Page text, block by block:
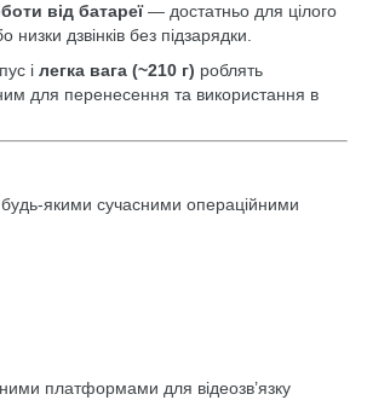
від батареї— достатньо для цілого
низки дзвінків без підзарядки.
і легка вага (~210 г) роблять
для перенесення та використання в
якими сучасними операційними
платформами для відеозв’язку